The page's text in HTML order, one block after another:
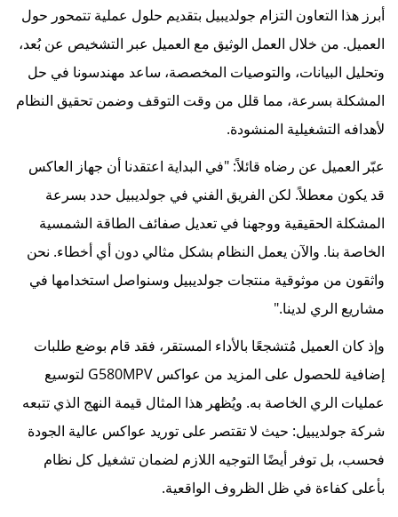
أبرز هذا التعاون التزام جولديبيل بتقديم حلول عملية تتمحور حول
العميل. من خلال العمل الوثيق مع العميل عبر التشخيص عن بُعد،
وتحليل البيانات، والتوصيات المخصصة، ساعد مهندسونا في حل
المشكلة بسرعة، مما قلل من وقت التوقف وضمن تحقيق النظام
لأهدافه التشغيلية المنشودة.
عبّر العميل عن رضاه قائلاً: "في البداية اعتقدنا أن جهاز العاكس
قد يكون معطلاً. لكن الفريق الفني في جولديبيل حدد بسرعة
المشكلة الحقيقية ووجهنا في تعديل صفائف الطاقة الشمسية
الخاصة بنا. والآن يعمل النظام بشكل مثالي دون أي أخطاء. نحن
واثقون من موثوقية منتجات جولديبيل وسنواصل استخدامها في
مشاريع الري لدينا."
وإذ كان العميل مُتشجعًا بالأداء المستقر، فقد قام بوضع طلبات
إضافية للحصول على المزيد من عواكس G580MPV لتوسيع
عمليات الري الخاصة به. ويُظهر هذا المثال قيمة النهج الذي تتبعه
شركة جولديبيل: حيث لا تقتصر على توريد عواكس عالية الجودة
فحسب، بل توفر أيضًا التوجيه اللازم لضمان تشغيل كل نظام
بأعلى كفاءة في ظل الظروف الواقعية.